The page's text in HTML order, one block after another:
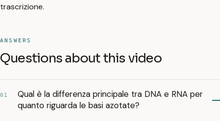
trascrizione.
ANSWERS
Questions about this video
01
Qual è la differenza principale tra DNA e RNA per
quanto riguarda le basi azotate?